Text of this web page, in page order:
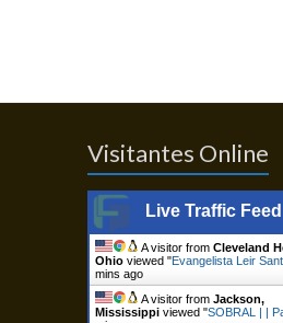
Visitantes Online
Live Traffic Feed
A visitor from Cleveland
Ohio viewed "Evangelista Leir
mins ago
A visitor from Jackson,
Mississippi viewed "SOBRAL | |